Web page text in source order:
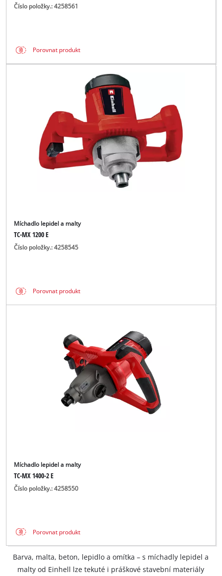
Číslo položky.: 4258561
Porovnat produkt
Míchadlo lepidel a malty
TC-MX 1200 E
Číslo položky.: 4258545
Porovnat produkt
Míchadlo lepidel a malty
TC-MX 1400-2 E
Číslo položky.: 4258550
Porovnat produkt
Barva, malta, beton, lepidlo a omítka – s míchadly lepidel a
malty od Einhell lze tekuté i práškové stavební materiály